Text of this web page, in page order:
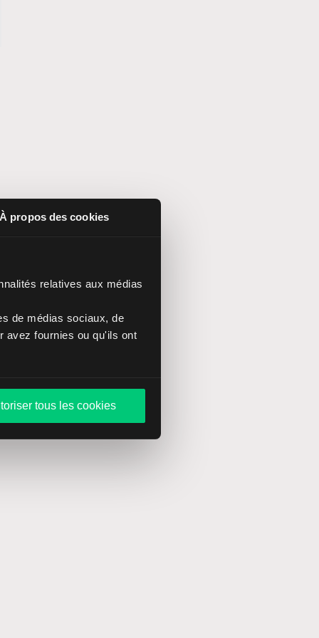
À propos des cookies
relatives aux médias
de médias sociaux, de
avez fournies ou qu'ils ont
tous les cookies